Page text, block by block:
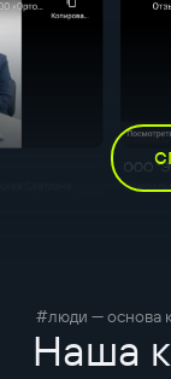
#люди — основа
Наша